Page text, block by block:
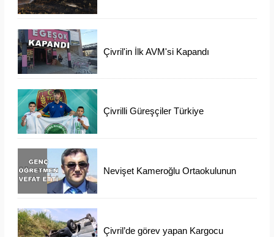
Çivril'in İlk AVM'si Kapandı
Çivrilli Güreşçiler Türkiye
Nevişet Kameroğlu Ortaokulunun
Çivril’de görev yapan Kargocu